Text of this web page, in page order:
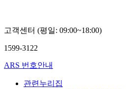
고객센터 (평일: 09:00~18:00)
1599-3122
ARS 번호안내
관련누리집